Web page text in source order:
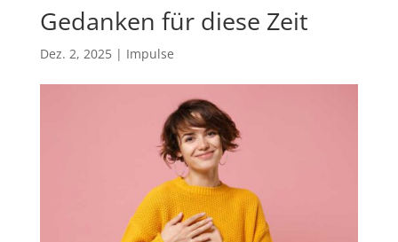
Gedanken für diese Zeit
Dez. 2, 2025| Impulse